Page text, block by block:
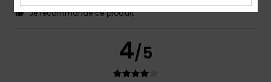
Je recommande ce produit
4/5